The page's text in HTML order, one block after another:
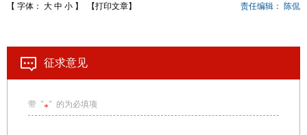
【 字体： 大 中 小 】 【打印文章】 责任编辑： 陈侃
征求意见
带 "*" 的为必填项